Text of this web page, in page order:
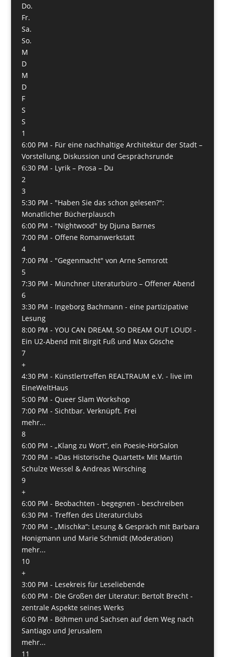
Do.
Fr.
Sa.
So.
M
D
M
D
F
S
S
1
6:00 PM - Für eine nachhaltige Architektur der Stadt –
Vorstellung, Diskussion und Gesprächsrunde
6:30 PM - Lyrik – Prosa – Du
2
3
5:30 PM - "Haben Sie das schon gelesen?":
Monatlicher Bücherplausch
6:00 PM - "Nightwood" by Djuna Barnes
7:00 PM - Offene Romanwerkstatt
4
7:00 PM - "Gegenmacht" von Arne Semsrott
5
7:30 PM - Münchner Literaturbüro – Offener Abend
6
3:30 PM - Ingeborg Bachmann - eine partizipative
Lesung
8:00 PM - YOU CAN DREAM, SO DREAM OUT LOUD! -
Ein U2-Abend mit Birgit Fuß und Max Gösche
7
+
4:30 PM - Künstlertreffen REALTRAUM e.V. - live im
EineWeltHaus
5:00 PM - Queer Slam Workshop
7:00 PM - Sichtbar. Verknüpft. Frei
mehr...
8
6:00 PM - „Klang zu Wort“, ein Poesie-HörSalon
7:00 PM - »Das Historische Quartett« Mit Martin
Schulze Wessel & Andreas Wirsching
9
+
6:00 PM - Beobachten - begegnen - beschreiben
6:30 PM - Treffen des Literaturclubs
7:00 PM - „Mischka“: Lesung & Gespräch mit Barbara
Honigmann und Marie Schmidt (Moderation)
mehr...
10
+
3:00 PM - Lesekreis für Leseliebende
6:00 PM - Die Großen der Literatur: Bertolt Brecht -
zentrale Aspekte seines Werks
6:00 PM - Böhmen und Sachsen auf dem Weg nach
San­tiago und Jerusalem
mehr...
11